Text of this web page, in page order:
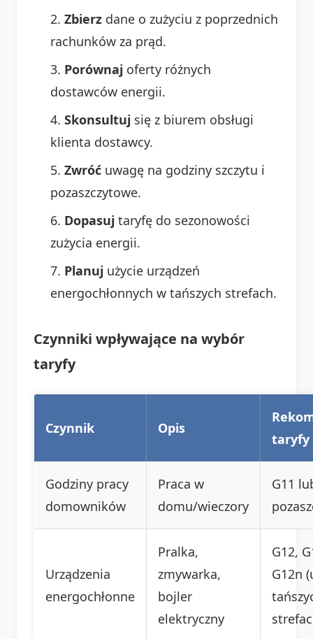
Zbierz dane o zużyciu z poprzednich
rachunków za prąd.
Porównaj oferty różnych
dostawców energii.
Skonsultuj się z biurem obsługi
klienta dostawcy.
Zwróć uwagę na godziny szczytu i
pozaszczytowe.
Dopasuj taryfę do sezonowości
zużycia energii.
Planuj użycie urządzeń
energochłonnych w tańszych strefach.
Czynniki wpływające na wybór
taryfy
Czynnik Opis
taryfy
Godziny pracy
domowników
Praca w
domu/wieczory
G11
Urządzenia
energochłonne
Pralka,
zmywarka,
bojler
elektryczny
G12,
G12n